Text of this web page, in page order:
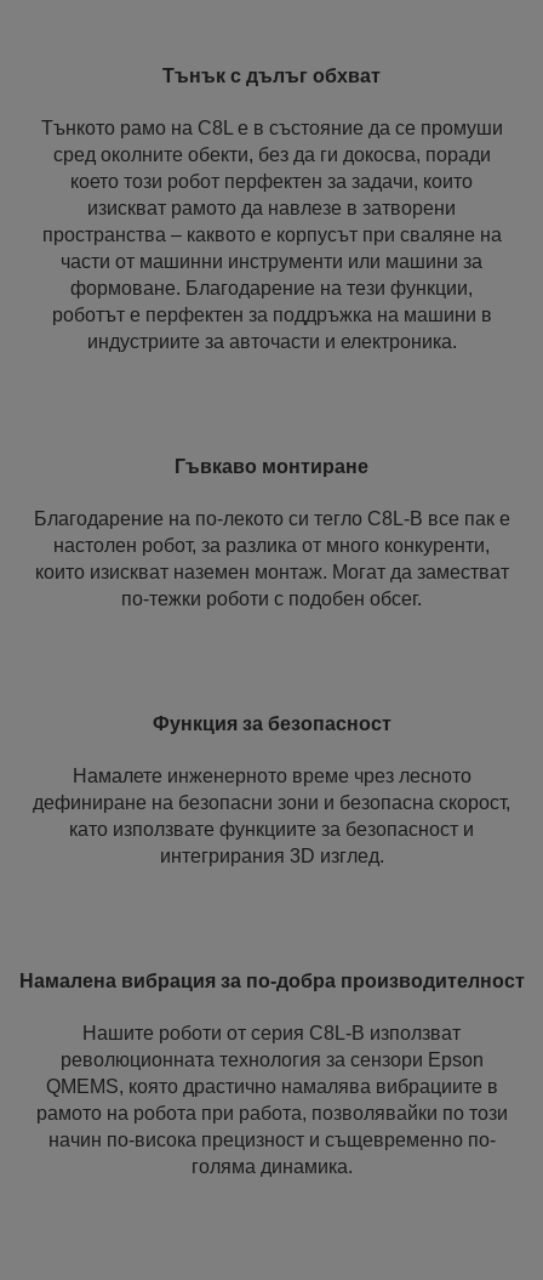
Тънък с дълъг обхват
Тънкото рамо на C8L е в състояние да се промуши
сред околните обекти, без да ги докосва, поради
което този робот перфектен за задачи, които
изискват рамото да навлезе в затворени
пространства – каквото е корпусът при сваляне на
части от машинни инструменти или машини за
формоване. Благодарение на тези функции,
роботът е перфектен за поддръжка на машини в
индустриите за авточасти и електроника.
Гъвкаво монтиране
Благодарение на по-лекото си тегло C8L-B все пак е
настолен робот, за разлика от много конкуренти,
които изискват наземен монтаж. Могат да заместват
по-тежки роботи с подобен обсег.
Функция за безопасност
Намалете инженерното време чрез лесното
дефиниране на безопасни зони и безопасна скорост,
като използвате функциите за безопасност и
интегрирания 3D изглед.
Намалена вибрация за по-добра производителност
Нашите роботи от серия C8L-B използват
революционната технология за сензори Epson
QMEMS, която драстично намалява вибрациите в
рамото на робота при работа, позволявайки по този
начин по-висока прецизност и същевременно по-
голяма динамика.